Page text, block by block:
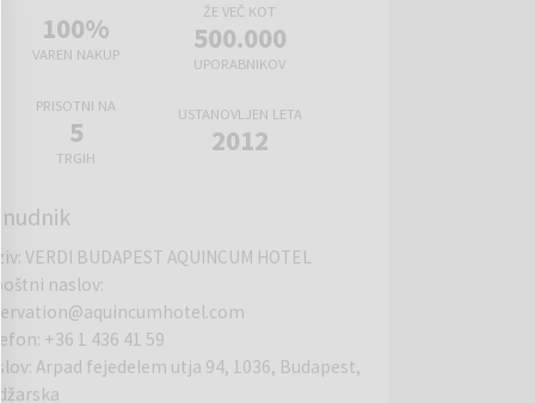
100%
VAREN NAKUP
ŽE VEČ KOT
500.000
UPORABNIKOV
PRISOTNI NA
5
TRGIH
USTANOVLJEN LETA
2012
:VERDI BUDAPEST AQUINCUM HOTEL
naslov:
: +36 1 436 41 59
:Arpad fejedelem utja 94, 1036, Budapest,